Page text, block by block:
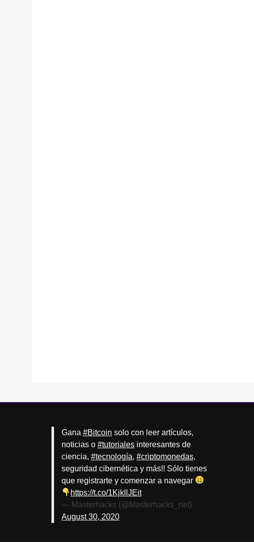
Gana #Bitcoin solo con leer artículos,
noticias o #tutoriales interesantes de
ciencia, #tecnología, #criptomonedas,
seguridad cibernética y más!! Sólo tienes
que registrarte y comenzar a navegar
https://t.co/1KjkllJEit
— Masterhacks (@Masterhacks_net)
August 30, 2020